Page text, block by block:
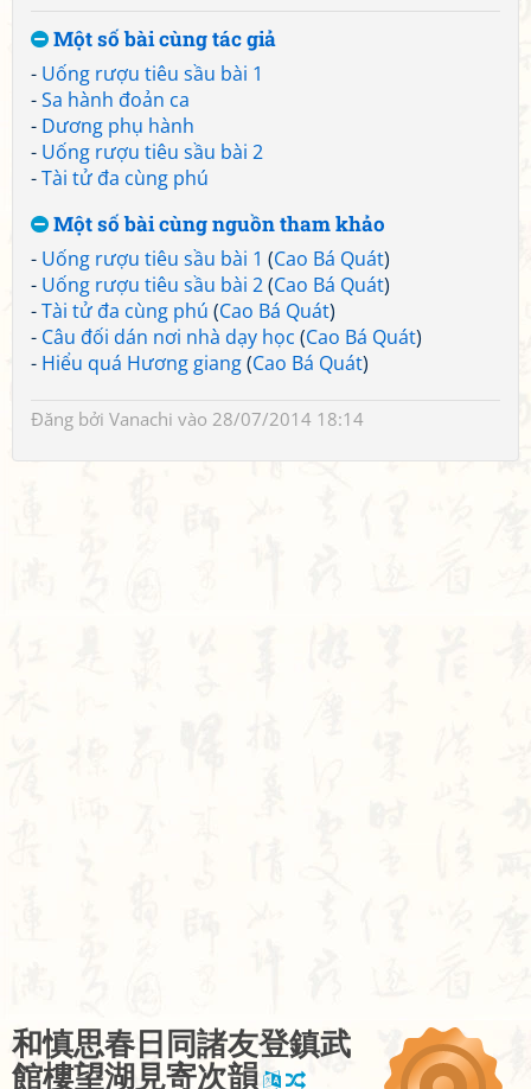
Một số bài cùng tác giả
- Uống rượu tiêu sầu bài 1
-Sa hành đoản ca
- Dương phụ hành
- Uống rượu tiêu sầu bài 2
-Tài tử đa cùng phú
Một số bài cùng nguồn tham khảo
- Uống rượu tiêu sầu bài 1 (Cao Bá Quát)
- Uống rượu tiêu sầu bài 2(Cao Bá Quát)
-Tài tử đa cùng phú (Cao Bá Quát)
- Câu đối dán nơi nhà dạy học (Cao Bá Quát)
- Hiểu quá Hương giang(Cao Bá Quát)
Đăng bởi Vanachi vào 28/07/2014 18:14
和慎思春日 同諸友登鎮武
館樓望湖 見寄次韻